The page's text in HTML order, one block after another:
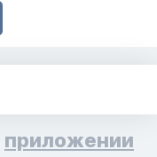
приложении